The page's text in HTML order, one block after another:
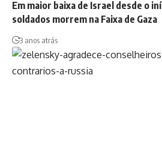
Em maior baixa de Israel desde o
soldados morrem na Faixa de Gaza
3 anos atrás